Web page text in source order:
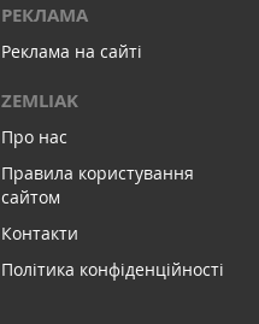
РЕКЛАМА
Реклама на сайті
ZEMLIAK
Про нас
Правила користування
сайтом
Контакти
Політика конфіденційності